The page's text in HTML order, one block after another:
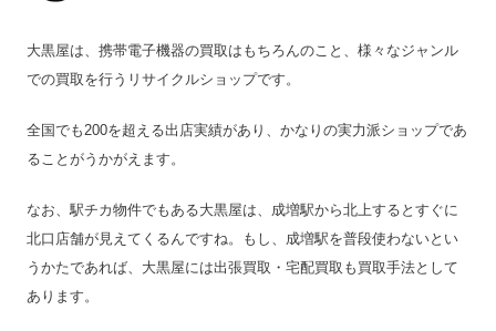
大黒屋は、携帯電子機器の買取はもちろんのこと、様々なジャンル
での買取を行うリサイクルショップです。
全国でも200を超える出店実績があり、かなりの実力派ショップであ
ることがうかがえます。
なお、駅チカ物件でもある大黒屋は、成増駅から北上するとすぐに
北口店舗が見えてくるんですね。もし、成増駅を普段使わないとい
うかたであれば、大黒屋には出張買取・宅配買取も買取手法として
あります。